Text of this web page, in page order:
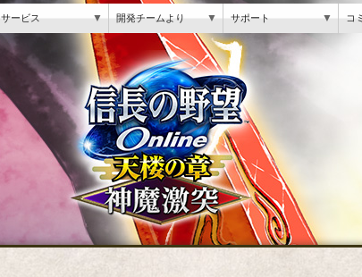
サービス ▼ 開発チームより ▼ サポート ▼ コ